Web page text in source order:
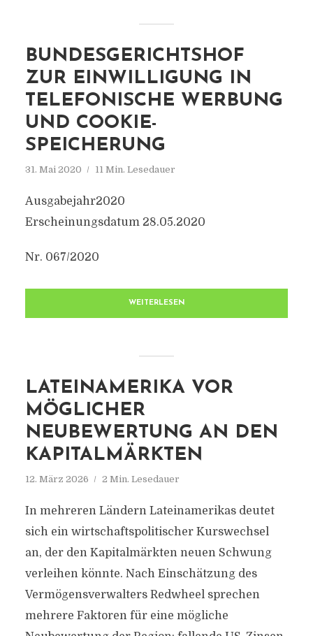
BUNDESGERICHTSHOF
ZUR EINWILLIGUNG IN
TELEFONISCHE WERBUNG
UND COOKIE-
SPEICHERUNG
31. Mai 2020 11 Min. Lesedauer
Ausgabejahr2020
Erscheinungsdatum 28.05.2020
Nr. 067/2020
WEITERLESEN
LATEINAMERIKA VOR
MÖGLICHER
NEUBEWERTUNG AN DEN
KAPITALMÄRKTEN
12. März 2026 2 Min. Lesedauer
In mehreren Ländern Lateinamerikas deutet
sich ein wirtschaftspolitischer Kurswechsel
an, der den Kapitalmärkten neuen Schwung
verleihen könnte. Nach Einschätzung des
Vermögensverwalters Redwheel sprechen
mehrere Faktoren für eine mögliche